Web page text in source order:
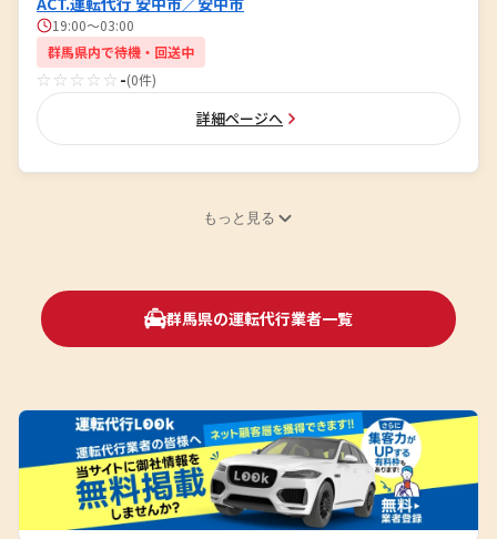
19:00～03:00
群馬県内で待機・回送中
☆☆☆☆☆ -(0件)
詳細ページへ
もっと見る
群馬県の運転代行業者一覧